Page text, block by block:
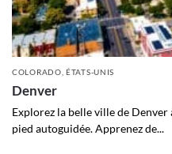
COLORADO ,ÉTATS-UNIS
Denver
Explorez la belle ville de
pied autoguidée. Apprenez de...